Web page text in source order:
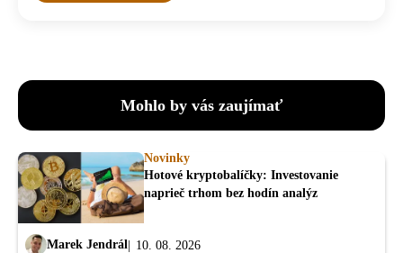
Mohlo by vás zaujímať
Novinky
Hotové kryptobalíčky: Investovanie
naprieč trhom bez hodín analýz
Marek Jendrál 10. 08. 2026